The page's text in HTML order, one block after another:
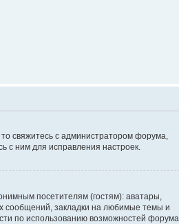
свяжитесь с администратором форума,
с ним для исправления настроек.
посетителям (гостям): аватары,
сообщений, закладки на любимые темы и
по использованию возможностей форума.